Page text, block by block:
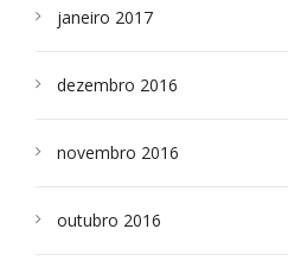
janeiro 2017
dezembro 2016
novembro 2016
outubro 2016